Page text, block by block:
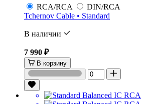
RCA/RCA
DIN/RCA
Tchernov Cable • Standard
В наличии
7 990 ₽
В корзину